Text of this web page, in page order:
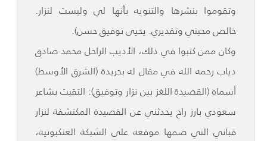
وتقوموا بنشرها والتنويه بأنها لي وليست لنزار.
خالص محبتي وتقديري. يحيى توفيق حسن).
وكان ممن كتبوا في ذلك، الأديب الراحل محمد صادق
دياب رحمه الله في مقال له بجريدة (الشرق الأوسط)
أسماه (القصيدة اللغز بين نزار وتوفيق): التقيت بشاعر
سعودي بارز راح يحدثني عن القصيدة المكتشفة لنزار
قباني التي ضمها موقعه على الشبكة العنكبوتية،